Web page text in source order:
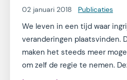
02 januari 2018 Publicaties
We leven in een tijd waar
veranderingen plaatsvinden.
maken het steeds meer
om zelf de regie te nemen.
grote impact in